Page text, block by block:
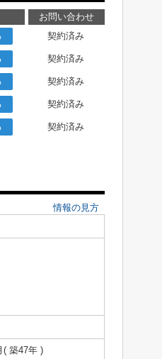
お問い合わせ
契約済み
契約済み
契約済み
契約済み
契約済み
情報の見方
( 築47年 )